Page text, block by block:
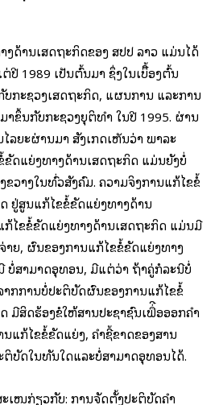
ດ້ານເສດຖະກິດຂອງ ສປປ ລາວ ແມ່ນໄດ້
1989 ເປັນຕົ້ນມາ ຊຶ່ງໃນເບຶີ້ອງຕົ້ນ
ກະຊວງເສດຖະກິດ, ແຜນການ ແລະການ
າຂຶ້ນກັບກະຊວງຍຸຕິທໍາ ໃນປີ 1995. ຜ່ານ
ລຍະຜ່ານມາ ສັງເກດເຫັນວ່າ ພາລະ
ຂັດແຍ່ງທາງດ້ານເສດຖະກິດ ແມ່ນຍັງບໍ່
ວາງໃນທົ່ວສັງຄົມ. ຄວາມຈິງການແກ້ໄຂຂໍ້
ຢູ່ສູນແກ້ໄຂຂໍ້ຂັດແຍ່ງທາງດ້ານ
ໄຂຂໍ້ຂັດແຍ່ງທາງດ້ານເສດຖະກິດ ແມ່ນມີ
າຍ, ຜົນຂອງການແກ້ໄຂຂໍ້ຂັດແຍ່ງທາງ
ບໍ່ສາມາດອຸທອນ, ມີແຕ່ວ່າ ຖ້າຄູ່ກໍລະນີບໍ່
ກການບໍ່ປະຕິບັດຜົນຂອງການແກ້ໄຂຂໍ້
ມີສິດຮ້ອງຂໍໃຫ້ສານປະຊາຊົນເພື່ີອອອກຄໍາ
ແກ້ໄຂຂໍ້ຂັດແຍ່ງ, ຄໍາຊີ້ຂາດຂອງສານ
ບັດໃນທັນໃດ​ແລະບໍ່ສາມາດອຸທອນໄດ້.
ເໜີກ່ຽວກັບ: ການຈັດຕັ້ງປະຕິບັດຄໍາ